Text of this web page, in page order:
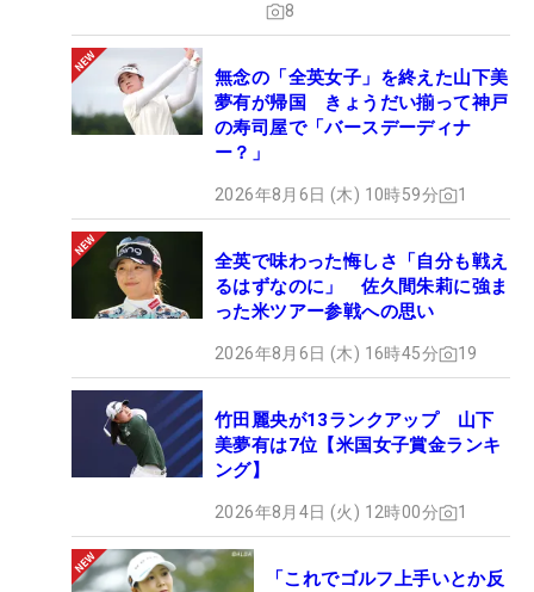
8
無念の「全英女子」を終えた山下美
夢有が帰国 きょうだい揃って神戸
の寿司屋で「バースデーディナ
ー？」
2026年8月6日 (木) 10時59分 1
全英で味わった悔しさ「自分も戦え
るはずなのに」 佐久間朱莉に強ま
った米ツアー参戦への思い
2026年8月6日 (木) 16時45分 19
竹田麗央が13ランクアップ 山下
美夢有は7位【米国女子賞金ランキ
ング】
2026年8月4日 (火) 12時00分 1
「これでゴルフ上手いとか反